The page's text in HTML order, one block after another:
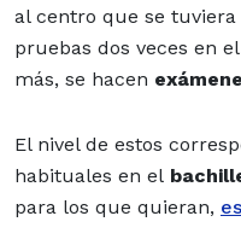
al centro que se
pruebas dos veces en
más, se hacen
El nivel de estos
habituales en el
para los que quieran,